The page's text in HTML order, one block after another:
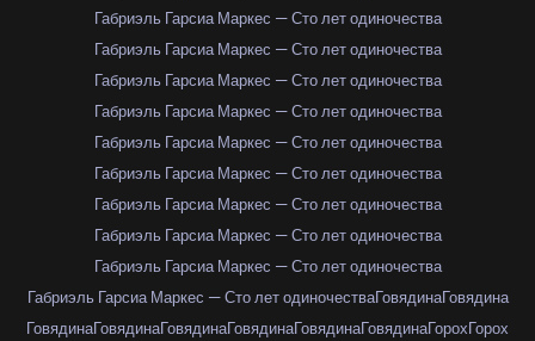
Габриэль Гарсиа Маркес — Сто лет одиночества
Габриэль Гарсиа Маркес — Сто лет одиночества
Габриэль Гарсиа Маркес — Сто лет одиночества
Габриэль Гарсиа Маркес — Сто лет одиночества
Габриэль Гарсиа Маркес — Сто лет одиночества
Габриэль Гарсиа Маркес — Сто лет одиночества
Габриэль Гарсиа Маркес — Сто лет одиночества
Габриэль Гарсиа Маркес — Сто лет одиночества
Габриэль Гарсиа Маркес — Сто лет одиночества
Габриэль Гарсиа Маркес — Сто лет одиночестваГовядинаГовядина
ГовядинаГовядинаГовядинаГовядинаГовядинаГовядинаГорохГорох